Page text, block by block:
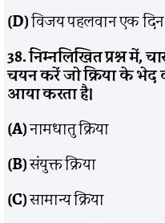
(D)विजय पहलवान एक दिन
38. निम्नलिखित प्रश्न में,
चयन करें जो क्रिया के भेद
आया करता है।
(A)नामधातु क्रिया
(B)संयुक्त क्रिया
(C)सामान्य क्रिया